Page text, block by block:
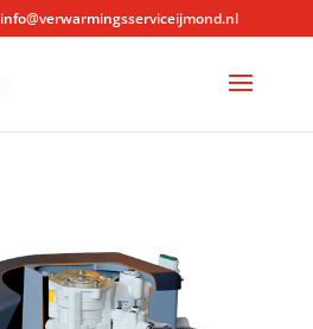
info@verwarmingsserviceijmond.nl